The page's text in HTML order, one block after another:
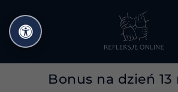
do
treści
Bonus na dzień 13